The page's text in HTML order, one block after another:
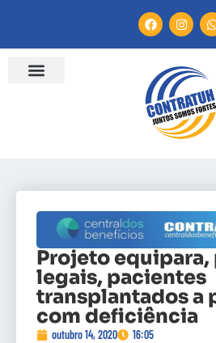
Projeto equipara,
legais, pacientes
transplantados a
com deficiência
outubro 14, 2020 16:05